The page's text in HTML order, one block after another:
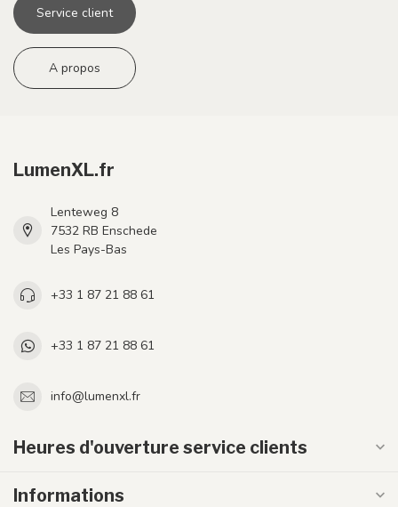
Service client
A propos
LumenXL.fr
Lenteweg 8
7532 RB Enschede
Les Pays-Bas
+33 1 87 21 88 61
+33 1 87 21 88 61
info@lumenxl.fr
Heures d'ouverture service clients
Informations